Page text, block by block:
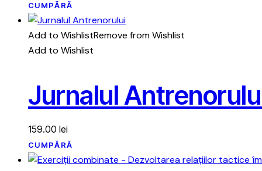
CUMPĂRĂ
Add to WishlistRemove from Wishlist
Add to Wishlist
Jurnalul
159.00 lei
CUMPĂRĂ